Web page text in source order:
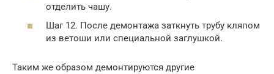
отделить чашу.
Шаг 12. После демонтажа заткнуть трубу кляпом
из ветоши или специальной заглушкой.
Таким же образом демонтируются другие